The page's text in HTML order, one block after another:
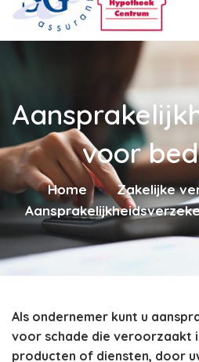
voor
Home
Zakelijke
Als ondernemer kunt u
voor schade die veroorzaakt
producten of diensten, door